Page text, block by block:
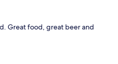
Great food, great beer and